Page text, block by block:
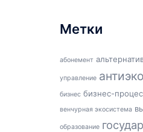
Метки
абонемент
управление
бизнес бизнес-
венчурная экосистема
образование